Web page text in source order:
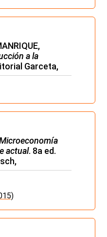
a la
Garceta,
actual. 8a ed.